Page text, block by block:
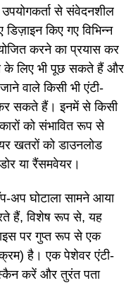
से संवेदनशील
किए गए विभिन्न
करने का प्रयास कर
के लिए भी पूछ सकते हैं और
वाले किसी भी एंटी-
सकते हैं। इनमें से किसी
को संभावित रूप से
खतरों को डाउनलोड
या रैंसमवेयर।
अप घोटाला सामने आया
हैं, विशेष रूप से, यह
पर गुप्त रूप से एक
है। एक पेशेवर एंटी-
करें और तुरंत पता